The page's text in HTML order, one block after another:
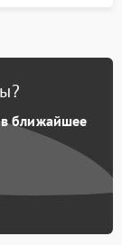
в ближайшее